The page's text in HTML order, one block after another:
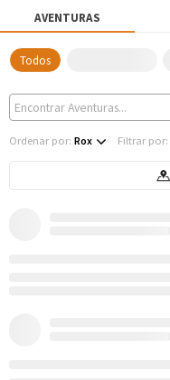
AVENTURAS
Todos
Ordenar por: Rox Filtrar por: